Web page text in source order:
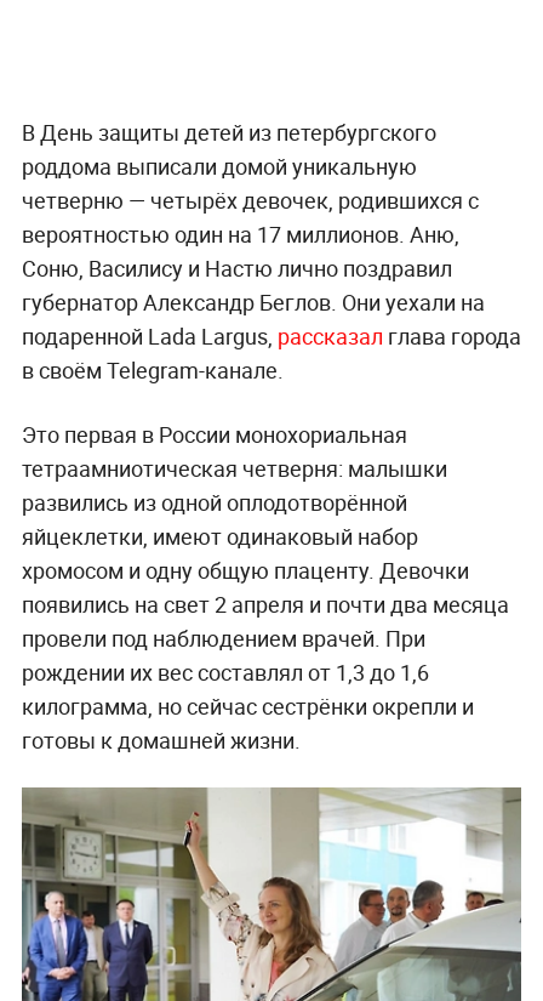
В День защиты детей из петербургского
роддома выписали домой уникальную
четверню — четырёх девочек, родившихся с
вероятностью один на 17 миллионов. Аню,
Соню, Василису и Настю лично поздравил
губернатор Александр Беглов. Они уехали на
подаренной Lada Largus, рассказал глава города
в своём Telegram-канале.
Это первая в России монохориальная
тетраамниотическая четверня: малышки
развились из одной оплодотворённой
яйцеклетки, имеют одинаковый набор
хромосом и одну общую плаценту. Девочки
появились на свет 2 апреля и почти два месяца
провели под наблюдением врачей. При
рождении их вес составлял от 1,3 до 1,6
килограмма, но сейчас сестрёнки окрепли и
готовы к домашней жизни.